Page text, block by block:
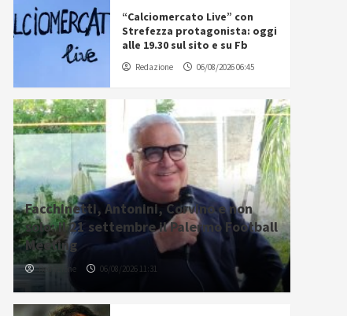
“Calciomercato Live” con
Strefezza protagonista: oggi
alle 19.30 sul sito e su Fb
Redazione 06/08/2026 06:45
Facchinetti, Antonini, Corvino e non
solo: il 21 settembre il Palermo Football
Meeting
Redazione 06/08/2026 11:31